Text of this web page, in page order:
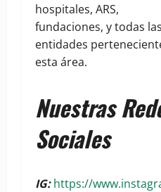
hospitales, ARS,
fundaciones, y todas las
entidades
esta área.
Nuestras
Sociales
IG:https://